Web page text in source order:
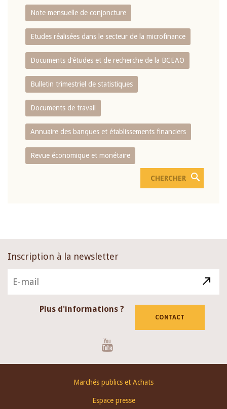
Note mensuelle de conjoncture
Etudes réalisées dans le secteur de la microfinance
Documents d’études et de recherche de la BCEAO
Bulletin trimestriel de statistiques
Documents de travail
Annuaire des banques et établissements financiers
Revue économique et monétaire
Inscription à la newsletter
Plus d'informations ?
CONTACT
Marchés publics et Achats
Espace presse